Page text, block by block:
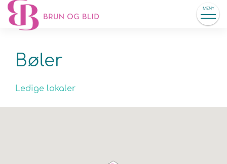
MENY
Bøler
Ledige lokaler